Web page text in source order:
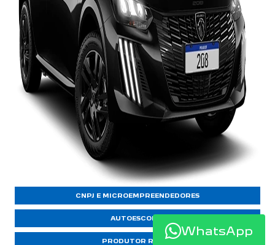
CNPJ E MICROEMPREENDEDORES
AUTOESCOLAS
PRODUTOR RURAL
WhatsApp